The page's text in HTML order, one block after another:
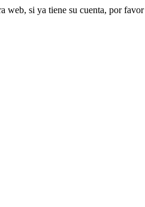
web, si ya tiene su cuenta, por favor